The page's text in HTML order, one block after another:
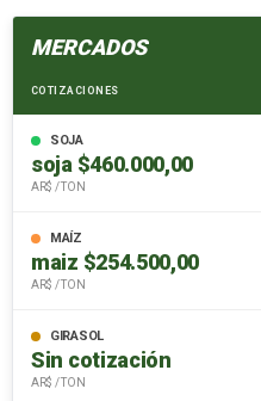
MERCADOS
COTIZACIONES
SOJA
soja $460.000,00
AR$ / TON
MAÍZ
maiz $254.500,00
AR$ / TON
GIRASOL
Sin cotización
AR$ / TON